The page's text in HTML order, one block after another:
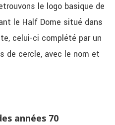
le logo basique de
le Half Dome situé dans
celui-ci complété par un
de cercle, avec le nom et
années 70